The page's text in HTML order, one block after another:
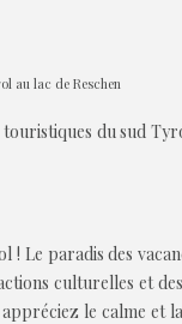
au lac de Reschen
du sud
Le paradis des
culturelles et
le calme et